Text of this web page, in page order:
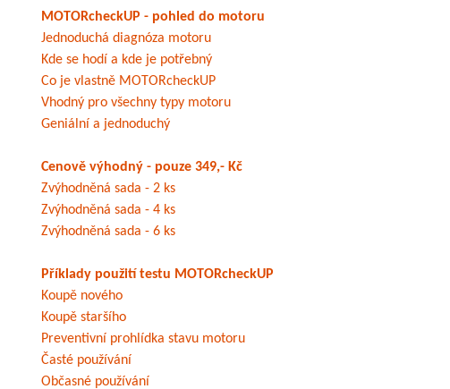
MOTORcheckUP - pohled do motoru
Jednoduchá diagnóza motoru
Kde se hodí a kde je potřebný
Co je vlastně MOTORcheckUP
Vhodný pro všechny typy motoru
Geniální a jednoduchý
Cenově výhodný - pouze 349,- Kč
Zvýhodněná sada - 2 ks
Zvýhodněná sada - 4 ks
Zvýhodněná sada - 6 ks
Příklady použití testu MOTORcheckUP
Koupě nového
Koupě staršího
Preventivní prohlídka stavu motoru
Časté používání
Občasné používání